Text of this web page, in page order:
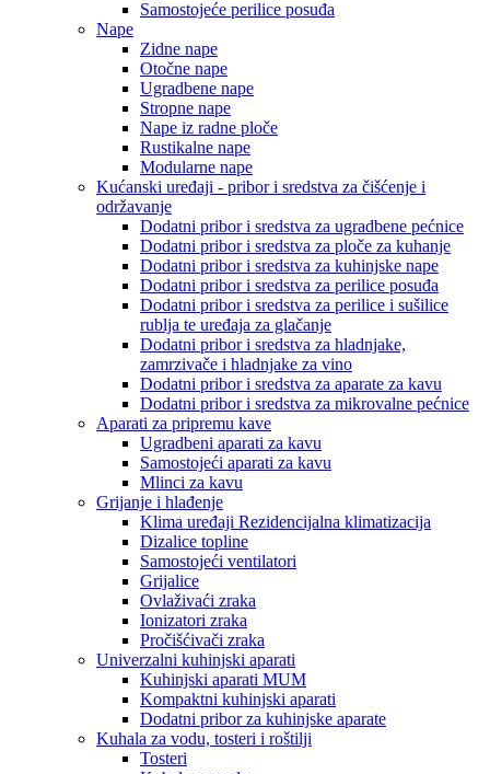
Samostojeće perilice posuđa
Nape
Zidne nape
Otočne nape
Ugradbene nape
Stropne nape
Nape iz radne ploče
Rustikalne nape
Modularne nape
Kućanski uređaji - pribor i sredstva za čišćenje i
održavanje
Dodatni pribor i sredstva za ugradbene pećnice
Dodatni pribor i sredstva za ploče za kuhanje
Dodatni pribor i sredstva za kuhinjske nape
Dodatni pribor i sredstva za perilice posuđa
Dodatni pribor i sredstva za perilice i sušilice
rublja te uređaja za glačanje
Dodatni pribor i sredstva za hladnjake,
zamrzivače i hladnjake za vino
Dodatni pribor i sredstva za aparate za kavu
Dodatni pribor i sredstva za mikrovalne pećnice
Aparati za pripremu kave
Ugradbeni aparati za kavu
Samostojeći aparati za kavu
Mlinci za kavu
Grijanje i hlađenje
Klima uređaji Rezidencijalna klimatizacija
Dizalice topline
Samostojeći ventilatori
Grijalice
Ovlaživaći zraka
Ionizatori zraka
Pročišćivači zraka
Univerzalni kuhinjski aparati
Kuhinjski aparati MUM
Kompaktni kuhinjski aparati
Dodatni pribor za kuhinjske aparate
Kuhala za vodu, tosteri i roštilji
Tosteri